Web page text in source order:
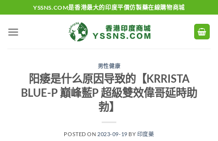
to
content
YSSNS.COM是香港最大的印度平價仿製藥在線購物商城
男性健康
阳痿是什么原因导致的【KRRISTA
BLUE-P 巔峰藍P 超級雙效偉哥延時助
勃】
POSTED ON 2023-09-19 BY 印度藥